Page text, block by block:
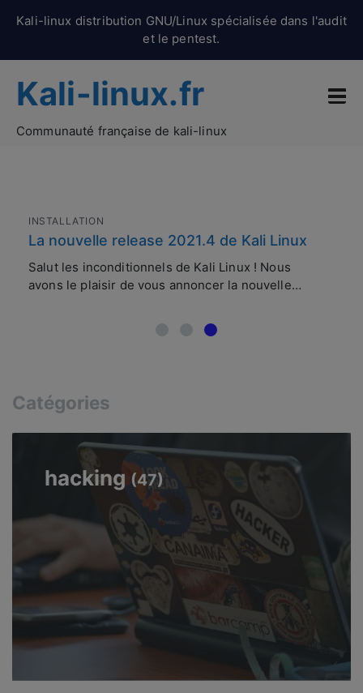
Kali-linux distribution GNU/Linux spécialisée dans l'audit
et le pentest.
Kali-linux.fr
Communauté française de kali-linux
INSTALLATION
La nouvelle release 2021.4 de Kali Linux
Salut les inconditionnels de Kali Linux ! Nous
avons le plaisir de vous annoncer la nouvelle…
Catégories
hacking (47)